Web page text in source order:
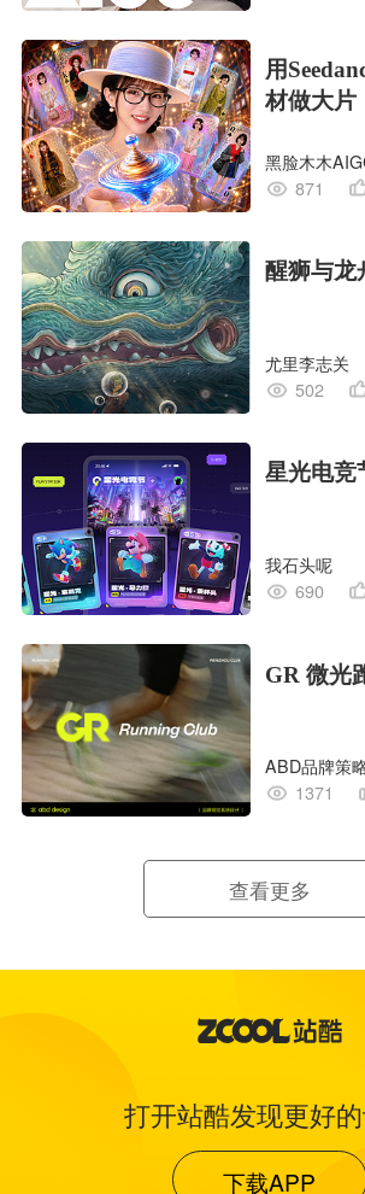
用
材做大片
黑脸木木
871
醒狮与龙
尤里李志关
502
星光电竞
我石头呢
690
GR 微光
ABD品牌策
1371
查看更多
打开站酷发现更好
下载APP